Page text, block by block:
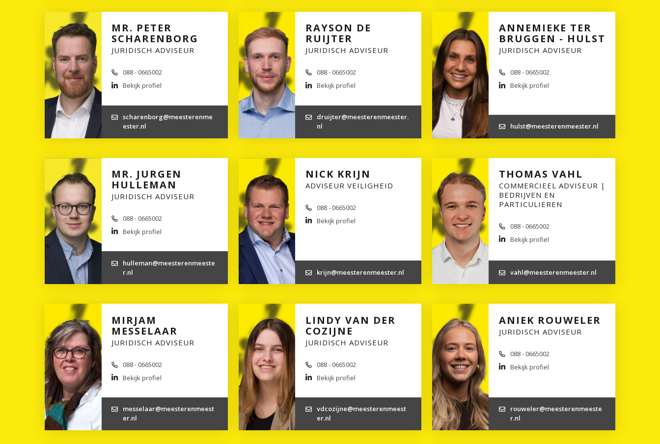
MR. PETER
SCHARENBORG
JURIDISCH ADVISEUR
088 - 0665002
Bekijk profiel
scharenborg@meesterenme
ester.nl
RAYSON DE
RUIJTER
JURIDISCH ADVISEUR
088 - 0665002
Bekijk profiel
druijter@meesterenmeester.
nl
ANNEMIEKE TER
BRUGGEN - HULST
JURIDISCH ADVISEUR
088 - 0665002
Bekijk profiel
hulst@meesterenmeester.nl
MR. JURGEN
HULLEMAN
JURIDISCH ADVISEUR
088 - 0665002
Bekijk profiel
hulleman@meesterenmeeste
r.nl
NICK KRIJN
ADVISEUR VEILIGHEID
088 - 0665002
Bekijk profiel
krijn@meesterenmeester.nl
THOMAS VAHL
COMMERCIEEL ADVISEUR |
BEDRIJVEN EN
PARTICULIEREN
088 - 0665002
Bekijk profiel
vahl@meesterenmeester.nl
MIRJAM
MESSELAAR
JURIDISCH ADVISEUR
088 - 0665002
Bekijk profiel
messelaar@meesterenmeest
er.nl
LINDY VAN DER
COZIJNE
JURIDISCH ADVISEUR
088 - 0665002
Bekijk profiel
vdcozijne@meesterenmeest
er.nl
ANIEK ROUWELER
JURIDISCH ADVISEUR
088 - 0665002
Bekijk profiel
rouweler@meesterenmeeste
r.nl